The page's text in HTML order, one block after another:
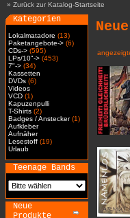
» Zurück zur Katalog-Startseite
Kategorien
Lokalmatadore (13)
Paketangebote-> (6)
CDs-> (595)
LPs/10"-> (453)
7"-> (34)
Kassetten
DVDs (6)
Videos
VCD (1)
Kapuzenpulli
T-Shirts (2)
Badges / Anstecker(1)
Aufkleber
Aufnäher
Lesestoff (19)
Urlaub
Teenage Bands
Neue
Produkte